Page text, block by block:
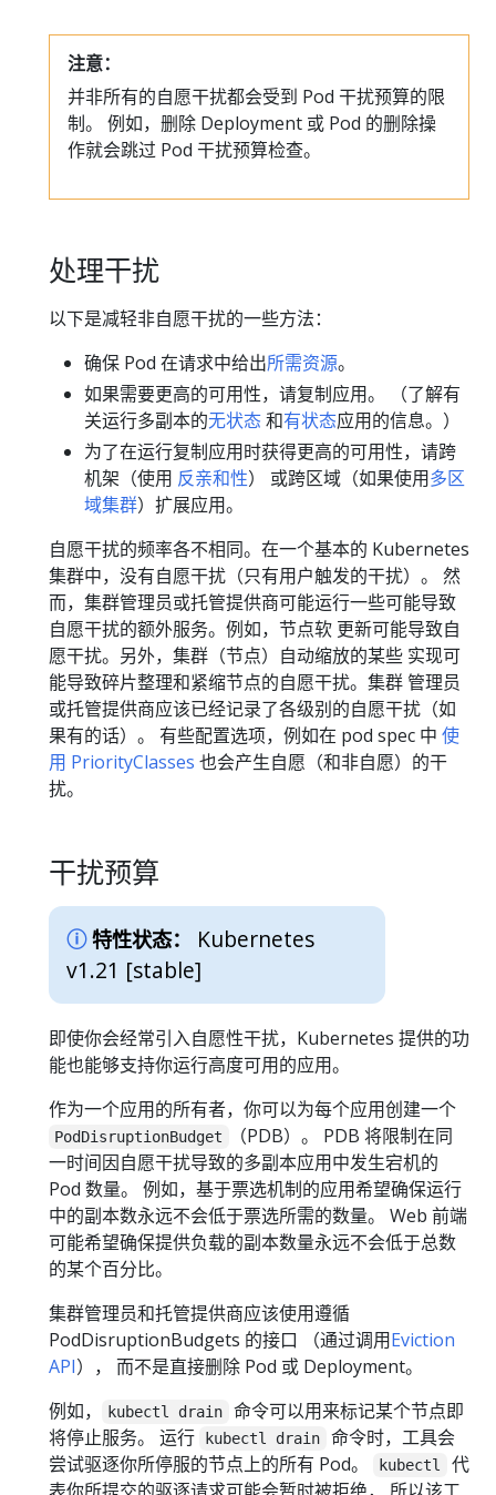
注意：
并非所有的自愿干扰都会受到 Pod 干扰预算的限
制。 例如，删除 Deployment 或 Pod 的删除操
作就会跳过 Pod 干扰预算检查。
处理干扰
以下是减轻非自愿干扰的一些方法：
确保 Pod 在请求中给出所需资源。
如果需要更高的可用性，请复制应用。 （了解有
关运行多副本的无状态和有状态应用的信息。）
为了在运行复制应用时获得更高的可用性，请跨
机架（使用 反亲和性） 或跨区域（如果使用多区
域集群）扩展应用。
自愿干扰的频率各不相同。在一个基本的 Kubernetes
集群中，没有自愿干扰（只有用户触发的干扰）。 然
而，集群管理员或托管提供商可能运行一些可能导致
自愿干扰的额外服务。例如，节点软 更新可能导致自
愿干扰。另外，集群（节点）自动缩放的某些 实现可
能导致碎片整理和紧缩节点的自愿干扰。集群 管理员
或托管提供商应该已经记录了各级别的自愿干扰（如
果有的话）。 有些配置选项，例如在 pod spec 中 使
用 PriorityClasses 也会产生自愿（和非自愿）的干
扰。
干扰预算
特性状态：
Kubernetes
v1.21 [stable]
即使你会经常引入自愿性干扰，Kubernetes 提供的功
能也能够支持你运行高度可用的应用。
作为一个应用的所有者，你可以为每个应用创建一个
PodDisruptionBudget
（PDB）。 PDB 将限制在同
一时间因自愿干扰导致的多副本应用中发生宕机的
Pod 数量。 例如，基于票选机制的应用希望确保运行
中的副本数永远不会低于票选所需的数量。 Web 前端
可能希望确保提供负载的副本数量永远不会低于总数
的某个百分比。
集群管理员和托管提供商应该使用遵循
PodDisruptionBudgets 的接口 （通过调用Eviction
API）， 而不是直接删除 Pod 或 Deployment。
例如，
kubectl drain
命令可以用来标记某个节点即
将停止服务。 运行
kubectl drain
命令时，工具会
尝试驱逐你所停服的节点上的所有 Pod。
kubectl
代